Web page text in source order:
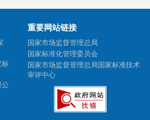
标
公
重要网站链接
国家市场监督管理总局
国家标准化管理委员会
国家市场监督管理总局国家标准技术
审评中心